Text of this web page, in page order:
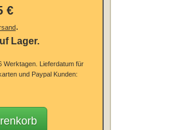
€
.
Lager.
Werktagen.
Lieferdatum für
und Paypal Kunden: